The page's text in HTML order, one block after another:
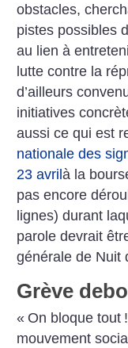
obstacles,
pistes possibles
au lien à
lutte contre la
d’ailleurs
initiatives
aussi ce qui est
nationale des
23 avrilà la
pas encore
lignes) durant
parole devrait
générale de Nuit
Grève
« On bloque tout !
mouvement